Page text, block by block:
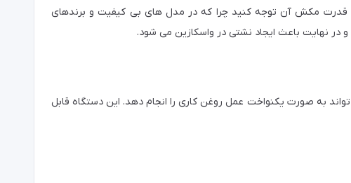
قدرت مکش آن توجه کنید چرا که در مدل های بی کیفیت و برندهای
نهایت باعث ایجاد نشتی در واسکازین می شود.
به صورت یکنواخت عمل روغن کاری را انجام دهد. این دستگاه قابل